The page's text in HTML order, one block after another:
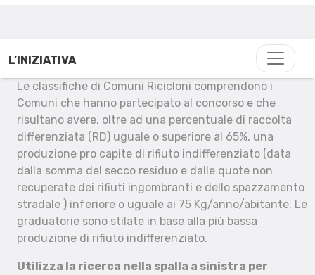
L’INIZIATIVA
Le classifiche di Comuni Ricicloni comprendono i
Comuni che hanno partecipato al concorso e che
risultano avere, oltre ad una percentuale di raccolta
differenziata (RD) uguale o superiore al 65%, una
produzione pro capite di rifiuto indifferenziato (data
dalla somma del secco residuo e dalle quote non
recuperate dei rifiuti ingombranti e dello spazzamento
stradale ) inferiore o uguale ai 75 Kg/anno/abitante. Le
graduatorie sono stilate in base alla più bassa
produzione di rifiuto indifferenziato.
Utilizza la ricerca nella spalla a sinistra per